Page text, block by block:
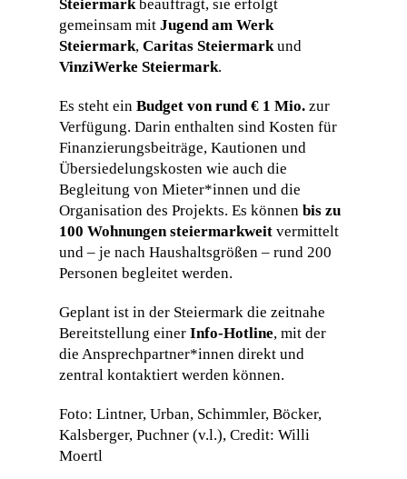
Steiermarkbeauftragt, sie erfolgt
gemeinsam mit Jugend am Werk
Steiermark, Caritas Steiermarkund
VinziWerke Steiermark.
Es steht ein Budget von rund € 1 Mio. zur
Verfügung. Darin enthalten sind Kosten für
Finanzierungsbeiträge, Kautionen und
Übersiedelungskosten wie auch die
Begleitung von Mieter*innen und die
Organisation des Projekts. Es können bis zu
100 Wohnungen steiermarkweit vermittelt
und – je nach Haushaltsgrößen – rund 200
Personen begleitet werden.
Geplant ist in der Steiermark die zeitnahe
Bereitstellung einer Info-Hotline, mit der
die Ansprechpartner*innen direkt und
zentral kontaktiert werden können.
Foto: Lintner, Urban, Schimmler, Böcker,
Kalsberger, Puchner (v.l.), Credit: Willi
Moertl